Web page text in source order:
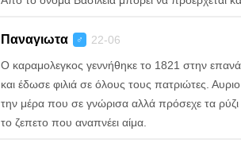
Παναγιωτα ♂ 22-06
Ο καραμολεγκος γεννήθηκε το 1821 στην
και έδωσε φιλιά σε όλους τους πατριώτες.
την μέρα που σε γνώρισα αλλά πρόσεχε τα
το ζεπετο που αναπνέει αίμα.